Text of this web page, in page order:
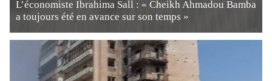
L’économiste Ibrahima Sall : « Cheikh Ahmadou Bamba
a toujours été en avance sur son temps »